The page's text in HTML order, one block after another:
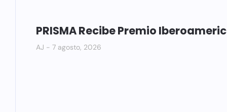
PRISMA Recibe Premio
AJ 7 agosto, 2026